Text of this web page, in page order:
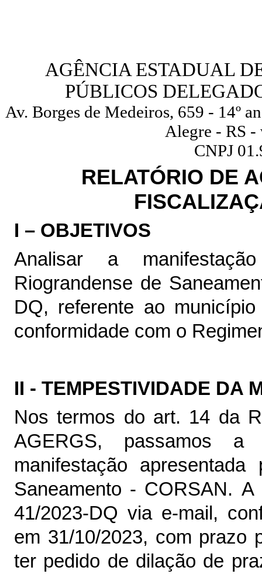
AGÊNCIA ESTADUAL
PÚBLICOS
Av. Borges de Medeiros, 659 - 14º
Alegre - RS -
CNPJ
RELATÓRIO DE
I – OBJETIVOS
Analisar a
Riograndense de
DQ, referente ao
conformidade com o
II - TEMPESTIVIDADE DA
Nos termos do art. 14 da
AGERGS, passamos a
manifestação
Saneamento - CORSAN.
41/2023-DQ via e-mail,
em 31/10/2023, com prazo
ter pedido de dilação de